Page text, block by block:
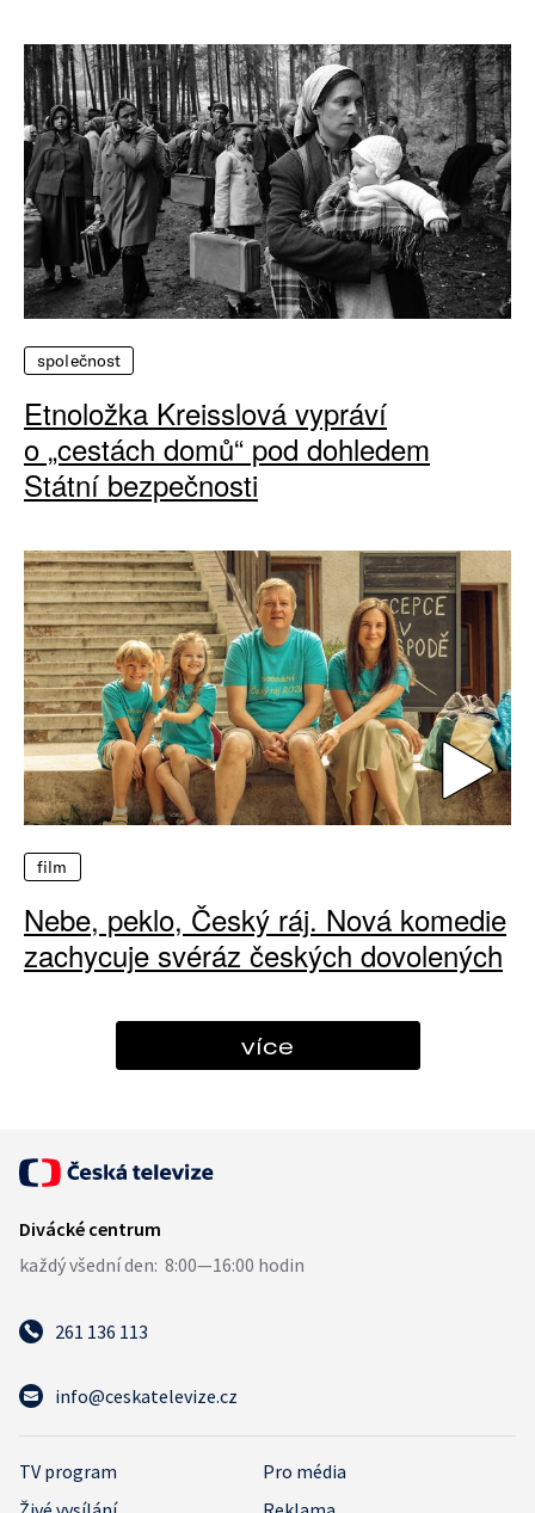
společnost
Etnoložka Kreisslová vypráví
o „cestách domů“ pod dohledem
Státní bezpečnosti
film
Nebe, peklo, Český ráj. Nová komedie
zachycuje svéráz českých dovolených
více
261 136 113
info@ceskatelevize.cz
TV program
Pro média